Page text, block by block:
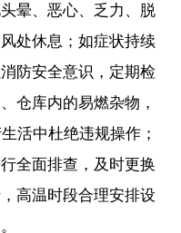
晕、恶心、乏力、脱
处休息；如症状持续
防安全意识，定期检
仓库内的易燃杂物，
活中杜绝违规操作；
全面排查，及时更换
高温时段合理安排设